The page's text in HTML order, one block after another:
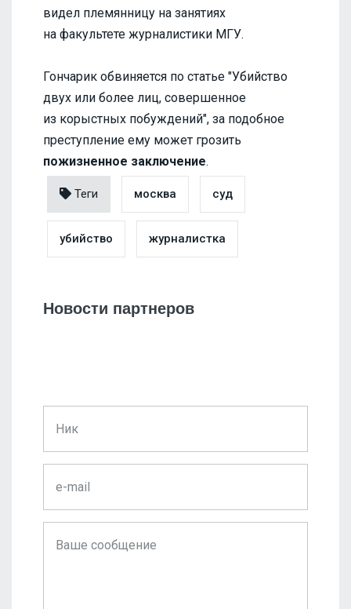
видел племянницу на занятиях
на факультете журналистики МГУ.
Гончарик обвиняется по статье "Убийство
двух или более лиц, совершенное
из корыстных побуждений", за подобное
преступление ему может грозить
пожизненное заключение.
Теги москва суд
убийство журналистка
Новости партнеров